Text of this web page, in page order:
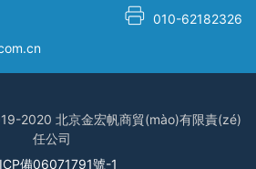
010-62182326
2020 北京金宏帆商貿(mào)有限責(zé)
任公司
備06071791號-1